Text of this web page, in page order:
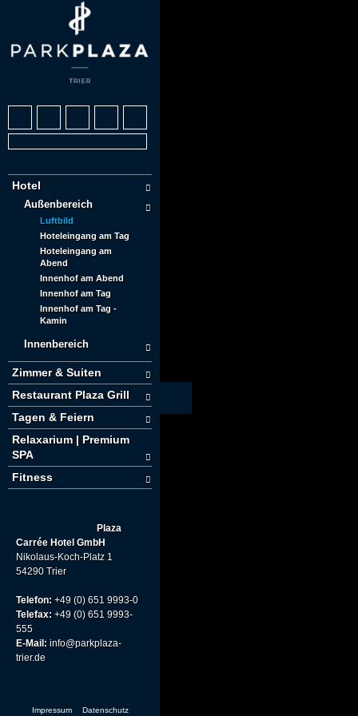
Hotel
Außenbereich
Luftbild
Hoteleingang am Tag
Hoteleingang am
Abend
Innenhof am Abend
Innenhof am Tag
Innenhof am Tag -
Kamin
Innenbereich
Zimmer & Suiten
Restaurant Plaza Grill
Tagen & Feiern
Relaxarium | Premium
SPA
Fitness
Plaza
Carrée Hotel GmbH
Nikolaus-Koch-Platz 1
54290 Trier
Telefon: +49 (0) 651 9993-0
Telefax: +49 (0) 651 9993-
555
E-Mail: info@parkplaza-
trier.de
Impressum Datenschutz